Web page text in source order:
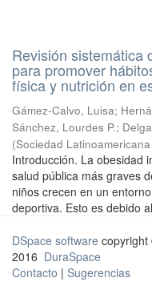
Revisión sistemática
para promover
física y nutrición en
Gámez-Calvo, Luisa;
Sánchez, Lourdes P.;
(Sociedad
Introducción. La obesidad
salud pública más graves
niños crecen en un
deportiva. Esto es debido
DSpace software
2016 DuraSpace
Contacto | Sugerencias